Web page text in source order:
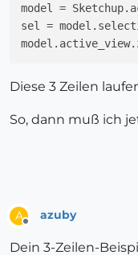
model =
sel =
Diese 3 Zeilen
So, dann muß ich
A azuby
Dein 3-Zeilen-